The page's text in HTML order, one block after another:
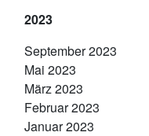
2023
September 2023
Mai 2023
März 2023
Februar 2023
Januar 2023